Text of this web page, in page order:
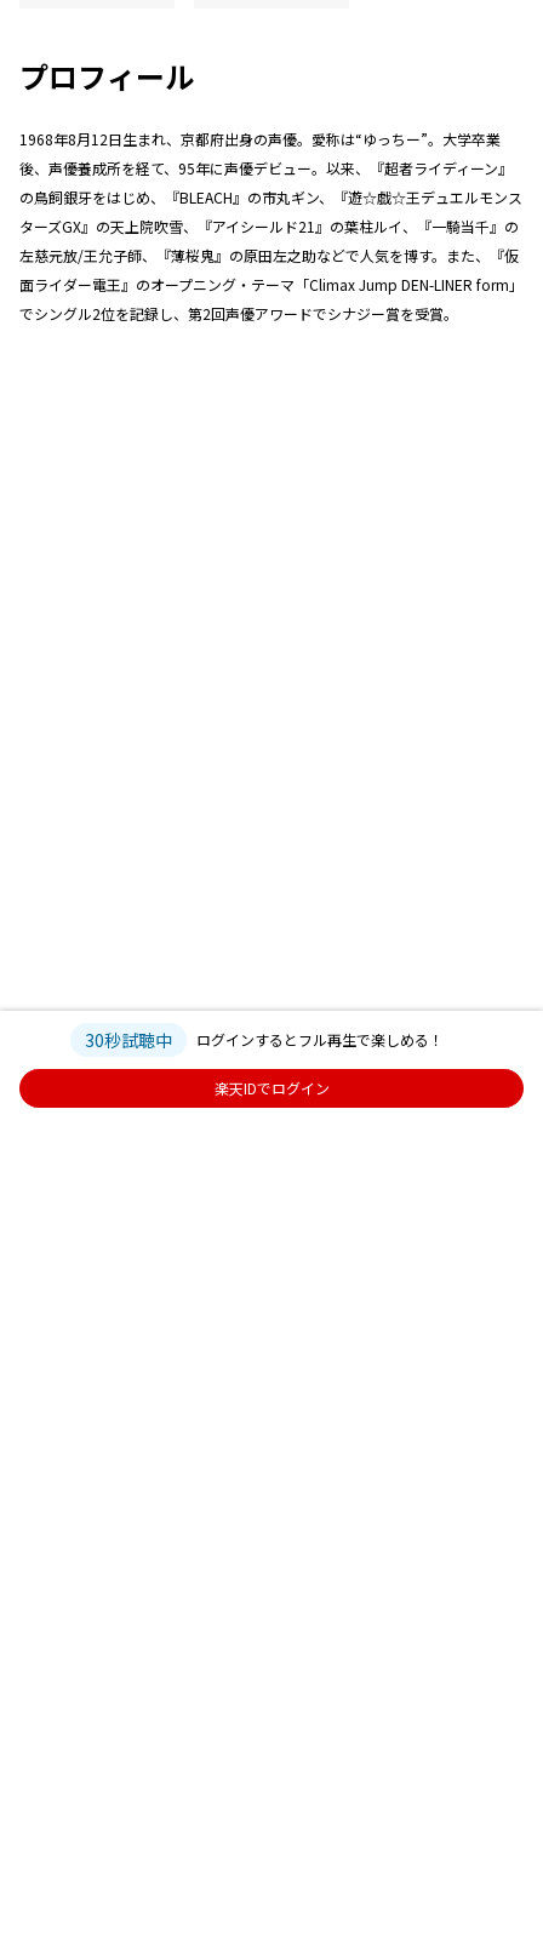
プロフィール
1968年8月12日生まれ、京都府出身の声優。愛称は“ゆっちー”。大学卒業
後、声優養成所を経て、95年に声優デビュー。以来、『超者ライディーン』
の鳥飼銀牙をはじめ、『BLEACH』の市丸ギン、『遊☆戯☆王デュエルモンス
ターズGX』の天上院吹雪、『アイシールド21』の葉柱ルイ、『一騎当千』の
左慈元放/王允子師、『薄桜鬼』の原田左之助などで人気を博す。また、『仮
面ライダー電王』のオープニング・テーマ「Climax Jump DEN-LINER form」
でシングル2位を記録し、第2回声優アワードでシナジー賞を受賞。
30秒試聴中 ログインするとフル再生で楽しめる！
楽天IDでログイン